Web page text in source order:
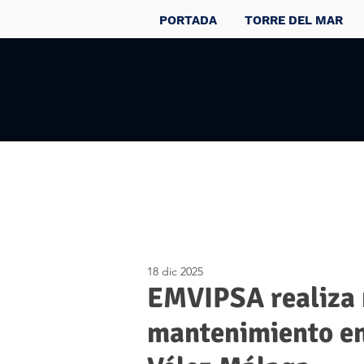
PORTADA TORRE DEL MAR
EMVIPSA
mantenimiento
18 dic 2025